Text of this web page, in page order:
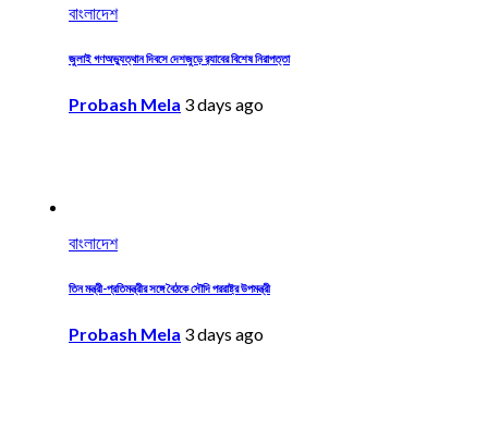
বাংলাদেশ
জুলাই গণঅভ্যুত্থান দিবসে দেশজুড়ে র‌্যাবের বিশেষ নিরাপত্তা
Probash Mela 3 days ago
বাংলাদেশ
তিন মন্ত্রী-প্রতিমন্ত্রীর সঙ্গে বৈঠকে সৌদি পররাষ্ট্র উপমন্ত্রী
Probash Mela 3 days ago